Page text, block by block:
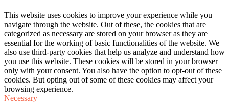
This website uses cookies to improve your experience while you
navigate through the website. Out of these, the cookies that are
categorized as necessary are stored on your browser as they are
essential for the working of basic functionalities of the website. We
also use third-party cookies that help us analyze and understand how
you use this website. These cookies will be stored in your browser
only with your consent. You also have the option to opt-out of these
cookies. But opting out of some of these cookies may affect your
browsing experience.
Necessary